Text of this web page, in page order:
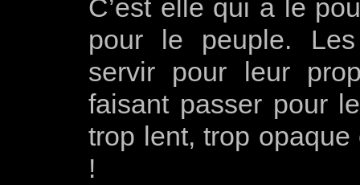
C’est elle qui a le
pour le peuple. Les
servir pour leur
faisant passer pour
trop lent, trop
!